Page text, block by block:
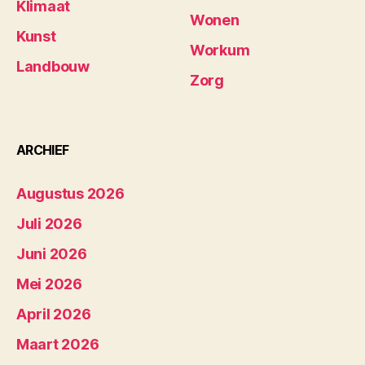
Klimaat
Kunst
Landbouw
Wonen
Workum
Zorg
ARCHIEF
Augustus 2026
Juli 2026
Juni 2026
Mei 2026
April 2026
Maart 2026